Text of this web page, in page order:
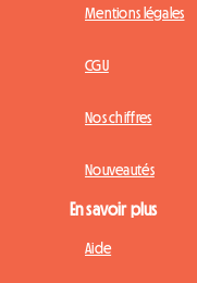
Mentions légales
CGU
Nos chiffres
Nouveautés
En savoir plus
Aide